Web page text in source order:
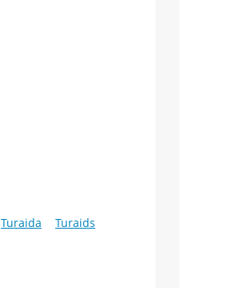
Turaida
Turaids